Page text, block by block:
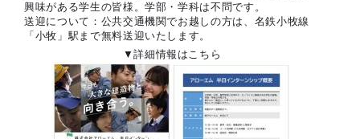
興味がある学生の皆様。学部・学科は不問です。
送迎について：公共交通機関でお越しの方は、名鉄小牧線
「小牧」駅まで無料送迎いたします。
▼詳細情報はこちら